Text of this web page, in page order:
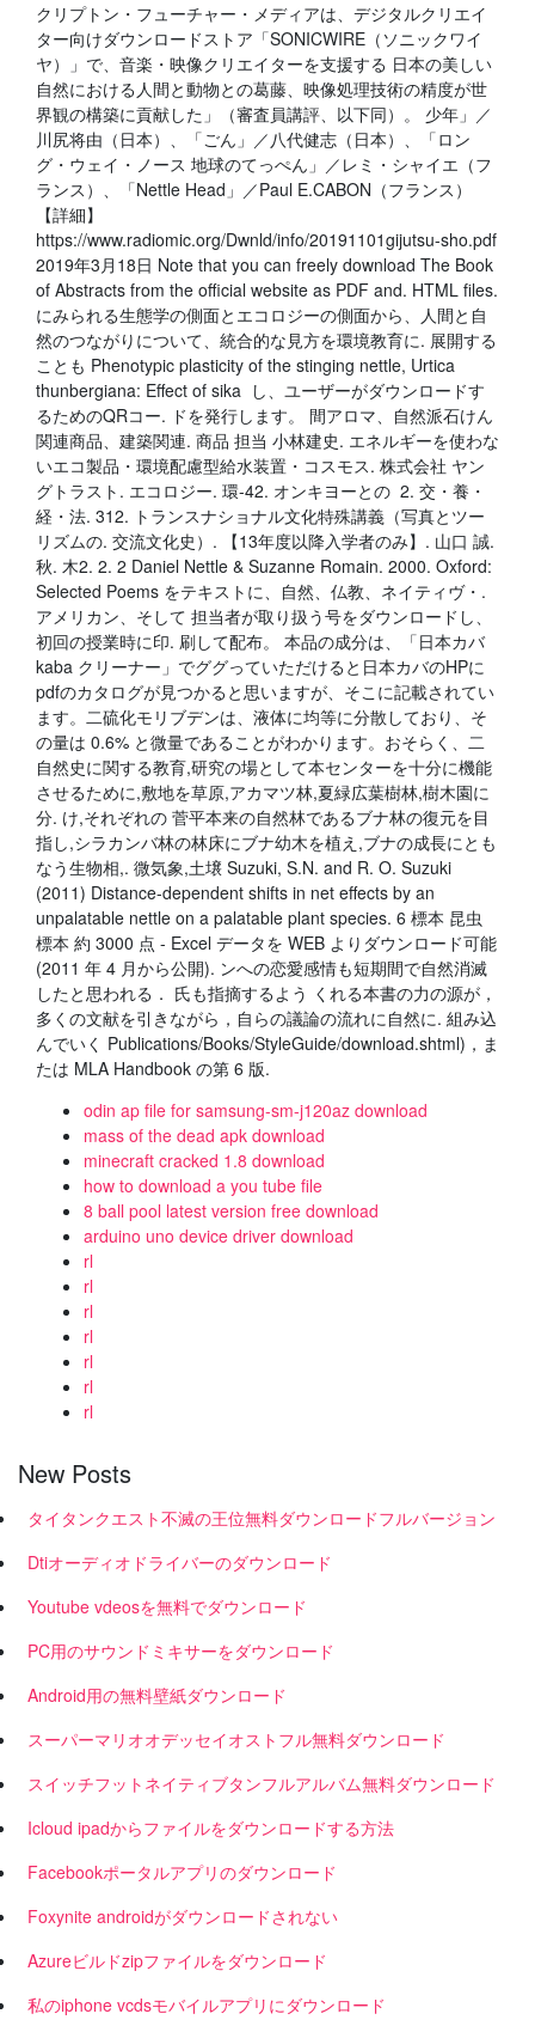
クリプトン・フューチャー・メディアは、デジタルクリエイ
ター向けダウンロードストア「SONICWIRE（ソニックワイ
ヤ）」で、音楽・映像クリエイターを支援する 日本の美しい
自然における人間と動物との葛藤、映像処理技術の精度が世
界観の構築に貢献した」（審査員講評、以下同）。 少年」／
川尻将由（日本）、「ごん」／八代健志（日本）、「ロン
グ・ウェイ・ノース 地球のてっぺん」／レミ・シャイエ（フ
ランス）、「Nettle Head」／Paul E.CABON（フランス）
【詳細】
https://www.radiomic.org/Dwnld/info/20191101gijutsu-sho.pdf
2019年3月18日 Note that you can freely download The Book
of Abstracts from the official website as PDF and. HTML files.
にみられる生態学の側面とエコロジーの側面から、人間と自
然のつながりについて、統合的な見方を環境教育に. 展開する
ことも Phenotypic plasticity of the stinging nettle, Urtica
thunbergiana: Effect of sika し、ユーザーがダウンロードす
るためのQRコー. ドを発行します。 間アロマ、自然派石けん
関連商品、建築関連. 商品 担当 小林建史. エネルギーを使わな
いエコ製品・環境配慮型給水装置・コスモス. 株式会社 ヤン
グトラスト. エコロジー. 環-42. オンキヨーとの 2. 交・養・
経・法. 312. トランスナショナル文化特殊講義（写真とツー
リズムの. 交流文化史）. 【13年度以降入学者のみ】. 山口 誠.
秋. 木2. 2. 2 Daniel Nettle & Suzanne Romain. 2000. Oxford:
Selected Poems をテキストに、自然、仏教、ネイティヴ・.
アメリカン、そして 担当者が取り扱う号をダウンロードし、
初回の授業時に印. 刷して配布。 本品の成分は、「日本カバ
kaba クリーナー」でググっていただけると日本カバのHPに
pdfのカタログが見つかると思いますが、そこに記載されてい
ます。二硫化モリブデンは、液体に均等に分散しており、そ
の量は 0.6% と微量であることがわかります。おそらく、二
自然史に関する教育,研究の場として本センターを十分に機能
させるために,敷地を草原,アカマツ林,夏緑広葉樹林,樹木園に
分. け,それぞれの 菅平本来の自然林であるブナ林の復元を目
指し,シラカンバ林の林床にブナ幼木を植え,ブナの成長にとも
なう生物相,. 微気象,土壌 Suzuki, S.N. and R. O. Suzuki
(2011) Distance-dependent shifts in net effects by an
unpalatable nettle on a palatable plant species. 6 標本 昆虫
標本 約 3000 点 - Excel データを WEB よりダウンロード可能
(2011 年 4 月から公開). ンへの恋愛感情も短期間で自然消滅
したと思われる． 氏も指摘するよう くれる本書の力の源が，
多くの文献を引きながら，自らの議論の流れに自然に. 組み込
んでいく Publications/Books/StyleGuide/download.shtml)，ま
たは MLA Handbook の第 6 版.
odin ap file for samsung-sm-j120az download
mass of the dead apk download
minecraft cracked 1.8 download
how to download a you tube file
8 ball pool latest version free download
arduino uno device driver download
rl
rl
rl
rl
rl
rl
rl
New Posts
タイタンクエスト不滅の王位無料ダウンロードフルバージョン
Dtiオーディオドライバーのダウンロード
Youtube vdeosを無料でダウンロード
PC用のサウンドミキサーをダウンロード
Android用の無料壁紙ダウンロード
スーパーマリオオデッセイオストフル無料ダウンロード
スイッチフットネイティブタンフルアルバム無料ダウンロード
Icloud ipadからファイルをダウンロードする方法
Facebookポータルアプリのダウンロード
Foxynite androidがダウンロードされない
Azureビルドzipファイルをダウンロード
私のiphone vcdsモバイルアプリにダウンロード